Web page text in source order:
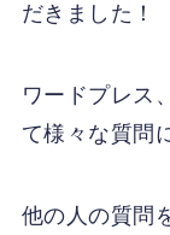
だきました！
ワードプレス
て様々な質問
他の人の質問